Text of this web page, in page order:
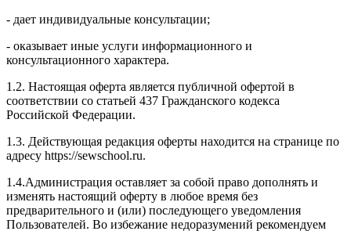
- дает индивидуальные консультации;
- оказывает иные услуги информационного и
консультационного характера.
1.2. Настоящая оферта является публичной офертой в
соответствии со статьей 437 Гражданского кодекса
Российской Федерации.
1.3. Действующая редакция оферты находится на странице по
адресу https://sewschool.ru.
1.4.Администрация оставляет за собой право дополнять и
изменять настоящий оферту в любое время без
предварительного и (или) последующего уведомления
Пользователей. Во избежание недоразумений рекомендуем